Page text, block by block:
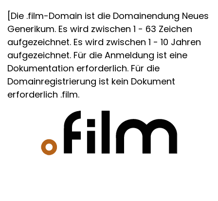
[Die .film-Domain ist die Domainendung Neues
Generikum. Es wird zwischen 1 - 63 Zeichen
aufgezeichnet. Es wird zwischen 1 - 10 Jahren
aufgezeichnet. Für die Anmeldung ist eine
Dokumentation erforderlich. Für die
Domainregistrierung ist kein Dokument
erforderlich .film.